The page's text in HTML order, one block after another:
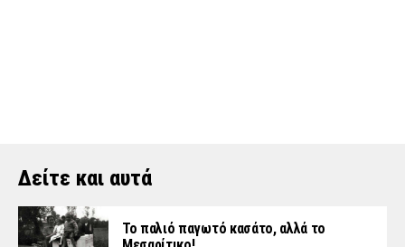
Δείτε και αυτά
Το παλιό παγωτό κασάτο, αλλά το